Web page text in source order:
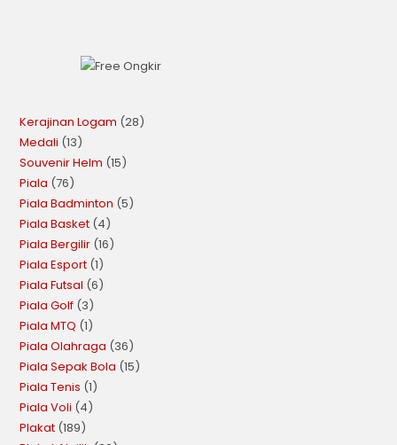
Kerajinan Logam 28
Medali 13
Souvenir Helm 15
Piala 76
Piala Badminton 5
Piala Basket 4
Piala Bergilir 16
Piala Esport 1
Piala Futsal 6
Piala Golf 3
Piala MTQ 1
Piala Olahraga 36
Piala Sepak Bola 15
Piala Tenis 1
Piala Voli 4
Plakat 189